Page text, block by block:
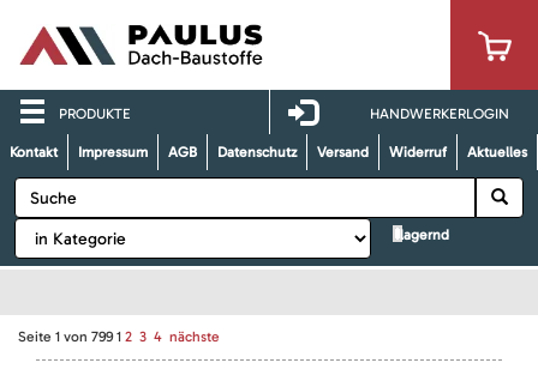
PRODUKTE HANDWERKERLOGIN
Kontakt Impressum AGB Datenschutz Versand Widerruf Aktuelles
lagernd
Seite 1 von 799 1 2 3 4 nächste